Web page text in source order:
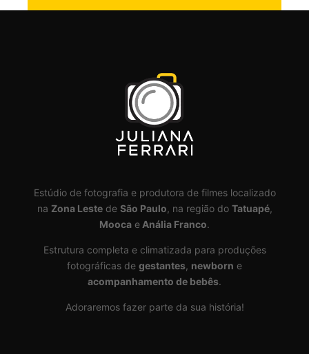
Estúdio de fotografia e produtora de filmes localizado
na Zona Lestede São Paulo, na região do Tatuapé,
Mooca e Anália Franco.
Estrutura completa e climatizada para produções
fotográficas de gestantes, newborn e
acompanhamento de bebês.
Adoraremos fazer parte da sua história!